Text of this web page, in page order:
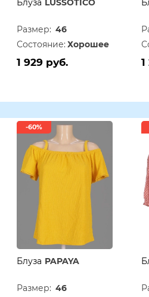
Блуза LUSSOTICO
Размер: 46
Состояние: Хорошее
1 929 руб.
-60%
Блуза PAPAYA
Размер: 46